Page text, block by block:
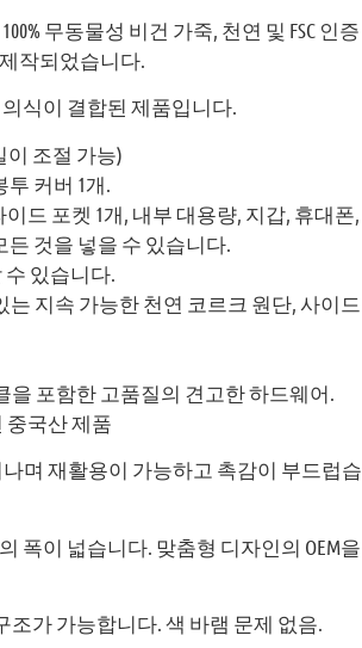
무동물성 비건 가죽, 천연 및 FSC 인증
작되었습니다.
식이 결합된 제품입니다.
조절 가능)
커버 1개.
드 포켓 1개, 내부 대용량, 지갑, 휴대폰,
것을 넣을 수 있습니다.
있습니다.
는 지속 가능한 천연 코르크 원단, 사이드
을 포함한 고품질의 견고한 하드웨어.
중국산 제품
며 재활용이 가능하고 촉감이 부드럽습
폭이 넓습니다. 맞춤형 디자인의 OEM을
조가 가능합니다. 색 바램 문제 없음.